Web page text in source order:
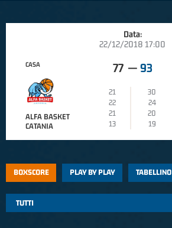
Data:
22/12/2018 17:00
CASA
ALFA BASKET
CATANIA
77 — 93
21
30
22
24
21
20
13
19
BOXSCORE PLAY BY PLAY TABELLINO